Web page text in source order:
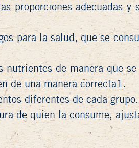
proporciones adecuadas
para la salud, que se
nutrientes de manera que
de una manera correcta1.
diferentes de cada grupo.
de quien la consume,